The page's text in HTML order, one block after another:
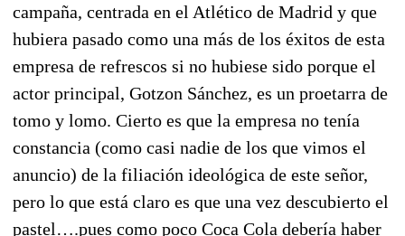
campaña, centrada en el Atlético de Madrid y que
hubiera pasado como una más de los éxitos de esta
empresa de refrescos si no hubiese sido porque el
actor principal, Gotzon Sánchez, es un proetarra de
tomo y lomo. Cierto es que la empresa no tenía
constancia (como casi nadie de los que vimos el
anuncio) de la filiación ideológica de este señor,
pero lo que está claro es que una vez descubierto el
pastel….pues como poco Coca Cola debería haber